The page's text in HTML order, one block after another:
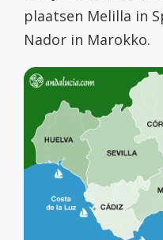
plaatsen Melilla in
Nador in Marokko.